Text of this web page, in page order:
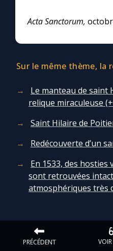
Acta Sanctorum,
Sur le même thème, la
Le manteau de saint
relique miraculeuse
Saint Hilaire de
Redécouverte d’un
En 1533, des hosties
sont retrouvées
atmosphériques très
PRÉCÉDENT